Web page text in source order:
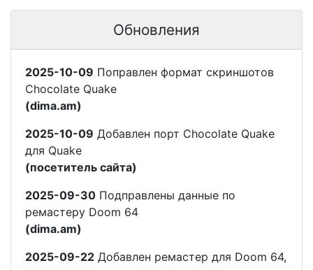
Обновления
2025-10-09 Поправлен формат скриншотов
Chocolate Quake
(dima.am)
2025-10-09 Добавлен порт Chocolate Quake
для Quake
(посетитель сайта)
2025-09-30 Подправлены данные по
ремастеру Doom 64
(dima.am)
2025-09-22 Добавлен ремастер для Doom 64,